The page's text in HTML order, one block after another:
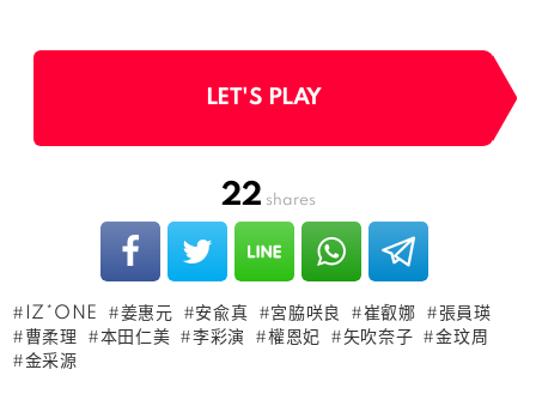
LET'S PLAY
22 shares
IZ*ONE 姜惠元 安兪真 宮脇咲良 崔叡娜
張員瑛
曹柔理
本田仁美 李彩演 權恩妃 矢吹奈子
金玟周
金采源